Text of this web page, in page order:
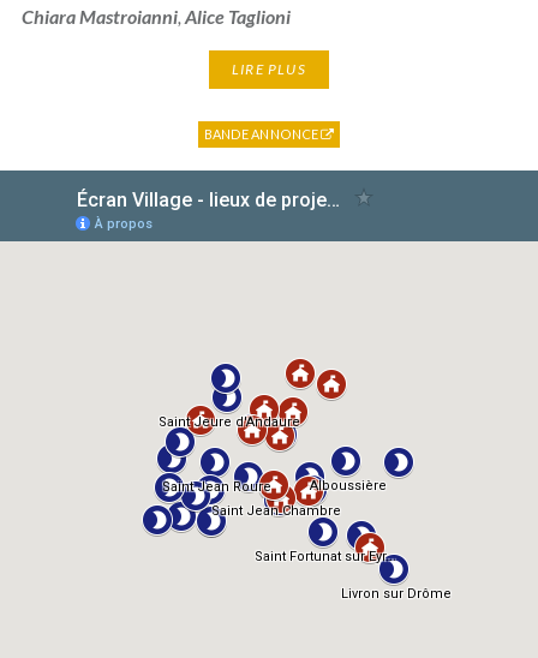
Chiara Mastroianni, Alice Taglioni
LIRE PLUS
BANDE ANNONCE